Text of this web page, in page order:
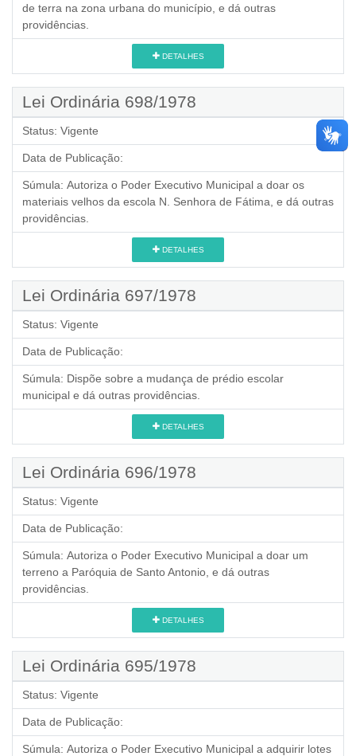
de terra na zona urbana do município, e dá outras
providências.
DETALHES
Lei Ordinária 698/1978
Status: Vigente
Data de Publicação:
Súmula: Autoriza o Poder Executivo Municipal a doar os
materiais velhos da escola N. Senhora de Fátima, e dá outras
providências.
DETALHES
Lei Ordinária 697/1978
Status: Vigente
Data de Publicação:
Súmula: Dispõe sobre a mudança de prédio escolar
municipal e dá outras providências.
DETALHES
Lei Ordinária 696/1978
Status: Vigente
Data de Publicação:
Súmula: Autoriza o Poder Executivo Municipal a doar um
terreno a Paróquia de Santo Antonio, e dá outras
providências.
DETALHES
Lei Ordinária 695/1978
Status: Vigente
Data de Publicação:
Súmula: Autoriza o Poder Executivo Municipal a adquirir lotes